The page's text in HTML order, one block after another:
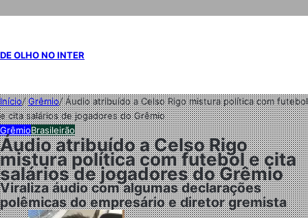
DE OLHO NO INTER
Início/Grêmio/Áudio atribuído a Celso Rigo mistura política com futebol
e cita salários de jogadores do Grêmio
GrêmioBrasileirão
Áudio atribuído a Celso Rigo
mistura política com futebol e cita
salários de jogadores do Grêmio
Viraliza áudio com algumas declarações
polêmicas do empresário e diretor gremista